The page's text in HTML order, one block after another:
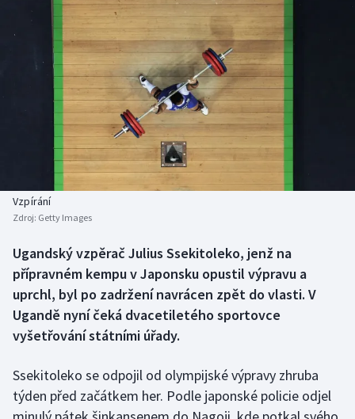
Cyklistika
DALŠÍ SPORTY
Americký fotbal
Baseball a softbal
Basketbal
Biatlon
Box
Curling
Florbal
NEPŘEHLÉDNĚTE
Soutěže
Historické návraty
Aplikace ČT sport
Vzpírání
Zdroj: Getty Images
Ugandský vzpěrač Julius Ssekitoleko, jenž na
přípravném kempu v Japonsku opustil výpravu a
uprchl, byl po zadržení navrácen zpět do vlasti. V
Ugandě nyní čeká dvacetiletého sportovce
vyšetřování státními úřady.
Ssekitoleko se odpojil od olympijské výpravy zhruba
týden před začátkem her. Podle japonské policie odjel